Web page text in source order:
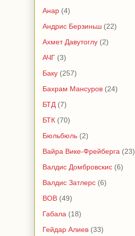
Анар (4)
Андрис Берзиньш (22)
Ахмет Давутоглу (2)
АЧГ (3)
Баку (257)
Бахрам Мансуров (24)
БТД (7)
БТК (70)
Бюльбюль (2)
Вайра Вике-Фрейберга (23)
Валдис Домбровскис (6)
Валдис Затлерс (6)
ВОВ (49)
Габала (18)
Гейдар Алиев (33)